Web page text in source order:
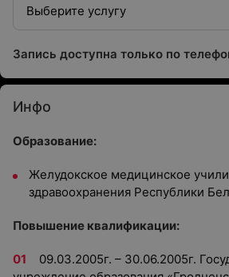
Выберите услугу
Запись доступна только по
Инфо
Образование:
Желудокское медицинское
здравоохранения Республики
Повышение квалификации:
09.03.2005г. – 30.06.2005г.